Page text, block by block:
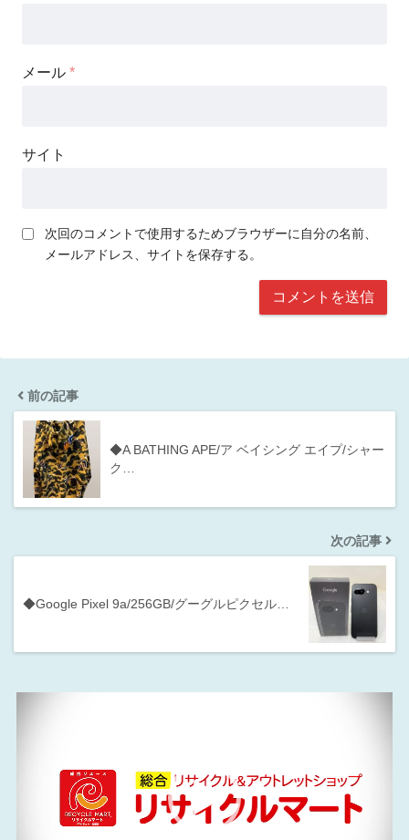
メール *
サイト
次回のコメントで使用するためブラウザーに自分の名前、
メールアドレス、サイトを保存する。
前の記事
◆A BATHING APE/ア ベイシング エイプ/シャー
ク…
次の記事
◆Google Pixel 9a/256GB/グーグルピクセル…